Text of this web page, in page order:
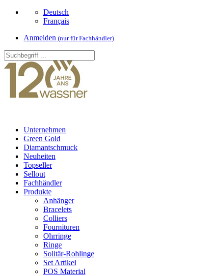
Deutsch
Français
Anmelden (nur für Fachhändler)
Unternehmen
Green Gold
Diamantschmuck
Neuheiten
Topseller
Sellout
Fachhändler
Produkte
Anhänger
Bracelets
Colliers
Fournituren
Ohrringe
Ringe
Solitär-Rohlinge
Set Artikel
POS Material